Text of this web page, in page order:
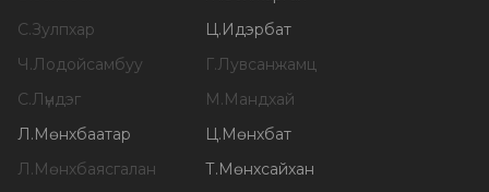
С.Зулпхар Ц.Идэрбат
Ч.Лодойсамбуу Г.Лувсанжамц
С.Лүндэг М.Мандхай
Л.Мөнхбаатар Ц.Мөнхбат
Л.Мөнхбаясгалан Т.Мөнхсайхан